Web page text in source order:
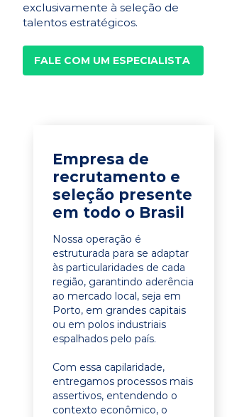
exclusivamente à seleção de
talentos estratégicos.
FALE COM UM ESPECIALISTA
Empresa de
recrutamento e
seleção presente
em todo o Brasil
Nossa operação é
estruturada para se adaptar
às particularidades de cada
região, garantindo aderência
ao mercado local, seja em
Porto, em grandes capitais
ou em polos industriais
espalhados pelo país.
Com essa capilaridade,
entregamos processos mais
assertivos, entendendo o
contexto econômico, o